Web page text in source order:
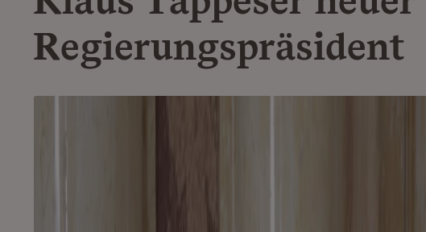
Regierungspräsident